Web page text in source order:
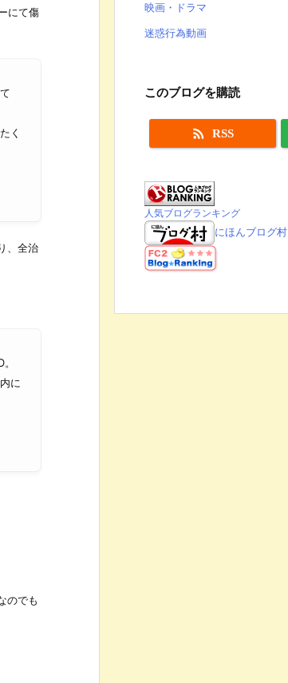
にて傷
く
、全治
に
のでも
映画・ドラマ
迷惑行為動画
このブログを購読
 RSS
人気ブログランキング
にほんブログ村